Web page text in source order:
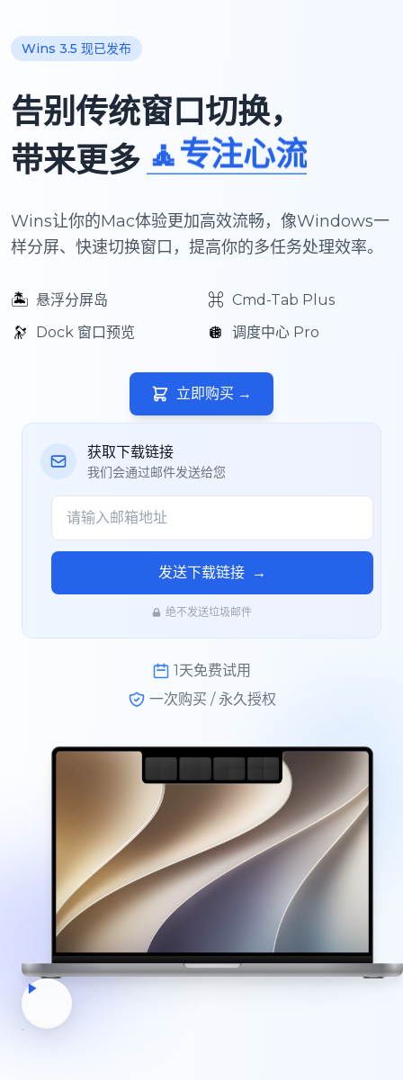
Wins 3.5 现已发布
告别传统窗口切换，
带来更多 ✨效率提升
📘学习积累
Wins让你的Mac体验更加高效流畅，像Windows一
样分屏、快速切换窗口，提高你的多任务处理效率。
🏝️ 悬浮分屏岛 ⌘ Cmd-Tab Plus
🔭 Dock 窗口预览 🪩 调度中心 Pro
立即购买 →
获取下载链接
我们会通过邮件发送给您
发送下载链接 →
绝不发送垃圾邮件
1天免费试用
一次购买 / 永久授权